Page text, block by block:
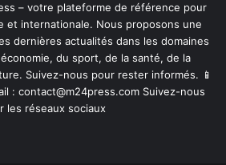
– votre plateforme de référence pour
et internationale. Nous proposons une
dernières actualités dans les domaines
du sport, de la santé, de la
Suivez-nous pour rester informés. 📱
: contact@m24press.com Suivez-nous
les réseaux sociaux